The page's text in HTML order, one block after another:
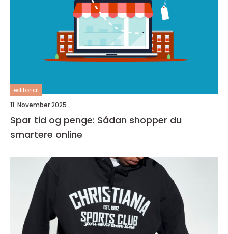
editorial
11. November 2025
Spar tid og penge: Sådan shopper du
smartere online